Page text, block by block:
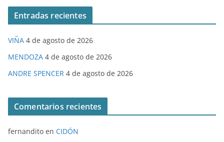
Entradas recientes
VIÑA 4 de agosto de 2026
MENDOZA 4 de agosto de 2026
ANDRE SPENCER 4 de agosto de 2026
Comentarios recientes
fernandito en CIDÓN